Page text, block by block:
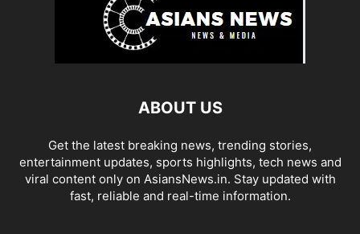
ABOUT US
Get the latest breaking news, trending stories,
entertainment updates, sports highlights, tech news and
viral content only on AsiansNews.in. Stay updated with
fast, reliable and real-time information.